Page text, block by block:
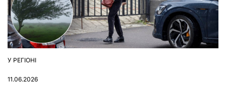
ОПУБЛІКУВАТИ
У РЕГІОНІ
11.06.2026